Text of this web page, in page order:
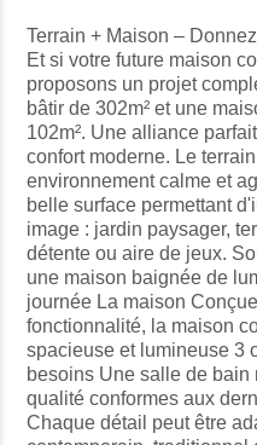
Terrain + Maison –
Et si votre future maison
proposons un projet
bâtir de 302m² et une
102m². Une alliance
confort moderne. Le
environnement calme et
belle surface permettant
image : jardin paysager,
détente ou aire de jeux.
une maison baignée de
journée La maison
fonctionnalité, la maison
spacieuse et lumineuse 3
besoins Une salle de
qualité conformes aux
Chaque détail peut être